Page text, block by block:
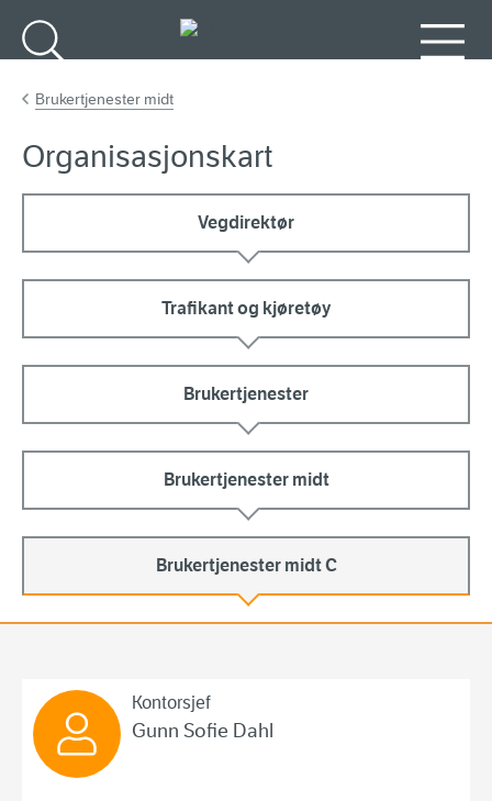
Brukertjenester midt
Organisasjonskart
Vegdirektør
Trafikant og kjøretøy
Brukertjenester
Brukertjenester midt
Brukertjenester midt C
Brukertjenester midt C
Kontorsjef
Gunn Sofie Dahl